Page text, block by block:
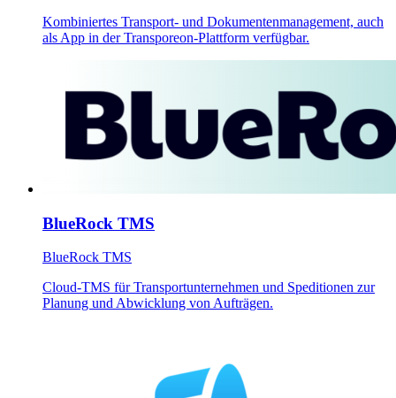
Kombiniertes Transport- und Dokumentenmanagement, auch
als App in der Transporeon-Plattform verfügbar.
BlueRock TMS
BlueRock TMS
Cloud-TMS für Transportunternehmen und Speditionen zur
Planung und Abwicklung von Aufträgen.